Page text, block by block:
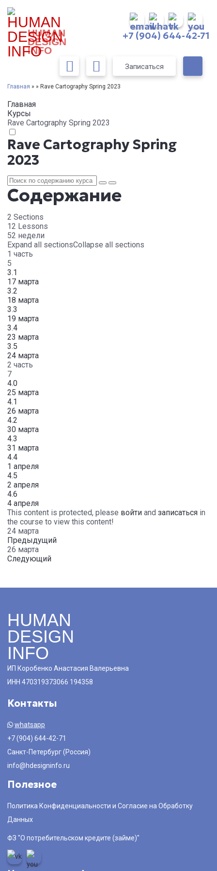
HUMAN
DESIGN
INFO
+7 (904) 644-42-71
Записаться
Главная » » Rave Cartography Spring 2023
Главная
Курсы
Rave Cartography Spring 2023
Rave Cartography Spring
2023
Содержание
2 Sections
12 Lessons
52 недели
Expand all sectionsCollapse all sections
1 часть
5
3.1
17 марта
3.2
18 марта
3.3
19 марта
3.4
23 марта
3.5
24 марта
2 часть
7
4.0
25 марта
4.1
26 марта
4.2
30 марта
4.3
31 марта
4.4
1 апреля
4.5
2 апреля
4.6
4 апреля
This content is protected, please войти and записаться in
the course to view this content!
24 марта
Предыдущий
26 марта
Следующий
HUMAN
DESIGN
INFO
ИП Коробенко Анастасия Валерьевна
ИНН 470319373066 194358
Контакты
whatsapp
+7 (904) 644-42-71
Санкт-Петербург (Россия)
info@hdesigninfo.ru
Полезное
Политика Конфиденциальности и Согласие на Обработку
Данных
ФЗ "О потребительском кредите (займе)"